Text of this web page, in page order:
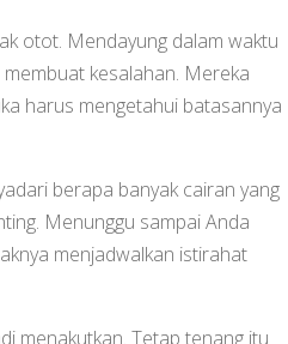
otot. Mendayung dalam waktu
kesalahan. Mereka
harus mengetahui batasannya
berapa banyak cairan yang
Menunggu sampai Anda
menjadwalkan istirahat
menakutkan. Tetap tenang itu